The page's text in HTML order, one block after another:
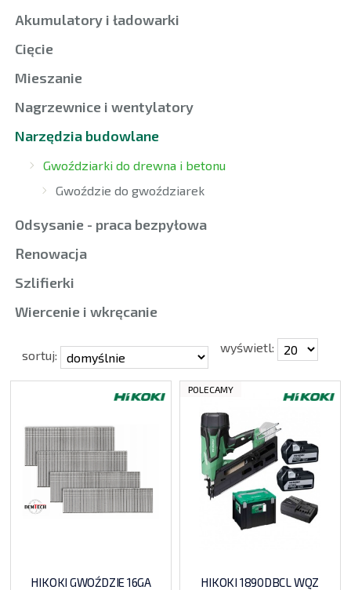
Akumulatory i ładowarki
Cięcie
Mieszanie
Nagrzewnice i wentylatory
Narzędzia budowlane
Gwoździarki do drewna i betonu
Gwoździe do gwoździarek
Odsysanie - praca bezpyłowa
Renowacja
Szlifierki
Wiercenie i wkręcanie
sortuj:
wyświetl:
HIKOKI GWOŹDZIE 16GA
POLECAMY
HIKOKI 1890DBCL WQZ